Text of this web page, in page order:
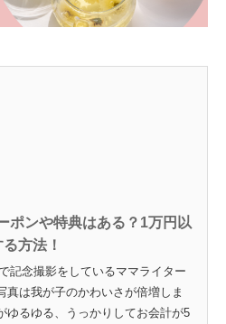
ポンや特典はある？1万円以
方法！
記念撮影をしているママライター
真は我が子のかわいさが倍増しま
ゆるゆる、うっかりしてお会計が5